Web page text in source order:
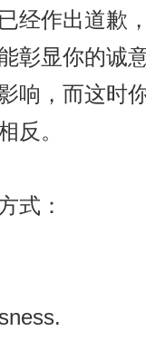
经作出道歉
彰显你的诚
响，而这时
相反。
式：